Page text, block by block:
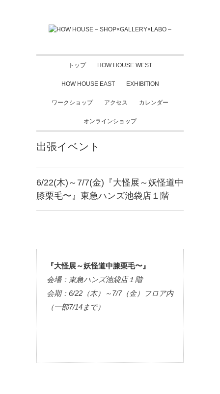
トップ HOW HOUSE WEST
HOW HOUSE EAST EXHIBITION
ワークショップ アクセス カレンダー
オンラインショップ
出張イベント
6/22(木)～7/7(金)『大怪展～妖怪道中
膝栗毛〜』東急ハンズ池袋店１階
『大怪展～妖怪道中膝栗毛〜』
会場：東急ハンズ池袋店１階
会期：6/22（木）～7/7（金）フロア内
（一部7/14まで）